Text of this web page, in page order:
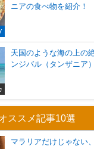
ニアの食べ物を紹介！
天国のような海の上の
ンジバル（タンザニア）
ススメ記事10選
マラリアだけじゃない